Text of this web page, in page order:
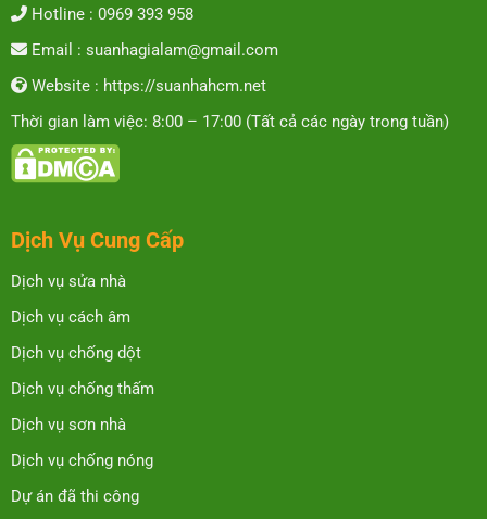
Hotline : 0969 393 958
Email : suanhagialam@gmail.com
Website : https://suanhahcm.net
Thời gian làm việc: 8:00 – 17:00 (Tất cả các ngày trong tuần)
Dịch Vụ Cung Cấp
Dịch vụ sửa nhà
Dịch vụ cách âm
Dịch vụ chống dột
Dịch vụ chống thấm
Dịch vụ sơn nhà
Dịch vụ chống nóng
Dự án đã thi công